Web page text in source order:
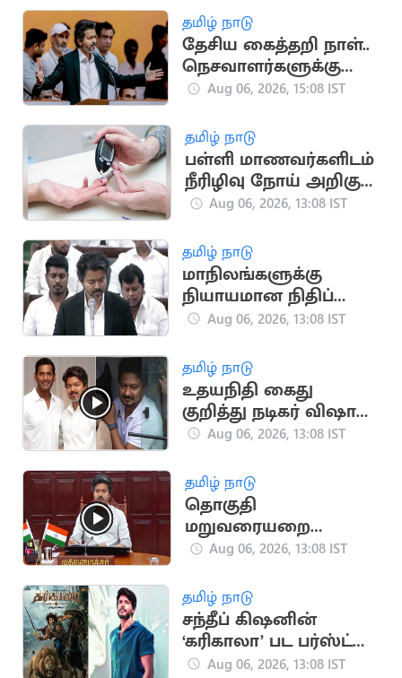
கண்டனம்
தமிழ் நாடு
தேசிய கைத்தறி நாள்..
நெசவாளர்களுக்கு
முதலமைச்சர் விஜய்
Aug 06, 2026, 15:08 IST
தமிழ் நாடு
பள்ளி மாணவர்களிடம்
நீரிழிவு நோய் அறிகுறி
அதிகரிப்பு: அதிர்ச்சி
Aug 06, 2026, 13:08 IST
தமிழ் நாடு
மாநிலங்களுக்கு
நியாயமான நிதிப்
பகிர்வு.. நாளை
தனித் தீர்மானம்
Aug 06, 2026, 13:08 IST
தமிழ் நாடு
உதயநிதி கைது
குறித்து நடிகர் விஷால்
கருத்து
Aug 06, 2026, 13:08 IST
தமிழ் நாடு
தொகுதி
மறுவரையறை
விவகாரம்.. அனைத்து
விஜய் அழைப்பு
Aug 06, 2026, 13:08 IST
தமிழ் நாடு
சந்தீப் கிஷனின்
‘கரிகாலா’ பட பர்ஸ்ட்
லுக் வெளியீடு
Aug 06, 2026, 13:08 IST